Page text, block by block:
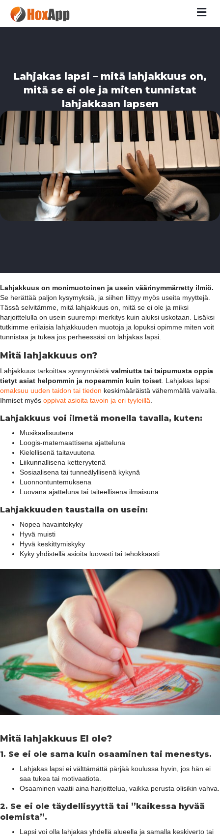
Lahjakas lapsi – mitä lahjakkuus on,
mitä se ei ole ja miten tunnistat
lahjakkaan lapsen
Lahjakkuus on monimuotoinen ja usein väärinymmärretty ilmiö.
Se herättää paljon kysymyksiä, ja siihen liittyy myös useita myyttejä.
Tässä selvitämme, mitä lahjakkuus on, mitä se ei ole ja miksi
harjoittelulla on usein suurempi merkitys kuin aluksi uskotaan. Lisäksi
tutkimme erilaisia lahjakkuuden muotoja ja lopuksi opimme miten voit
tunnistaa ja tukea jos perheessäsi on lahjakas lapsi.
Mitä lahjakkuus on?
Lahjakkuus tarkoittaa synnynnäistä valmiutta tai taipumusta oppia
tietyt asiat helpommin ja nopeammin kuin toiset . Lahjakas lapsi
omaksuu uuden taidon tai tiedon keskimääräistä vähemmällä vaivalla.
Ihmiset myös oppivat asioita tavoin ja eri tyyleillä
Lahjakkuus voi ilmetä monella tavalla, kuten:
Musikaalisuutena
Loogis-matemaattisena ajatteluna
Kielellisenä taitavuutena
Liikunnallisena ketteryytenä
Sosiaalisena tai tunneälyllisenä kykynä
Luonnontuntemuksena
Luovana ajatteluna tai taiteellisena ilmaisuna
Lahjakkuuden taustalla on usein:
Nopea havaintokyky
Hyvä muisti
Hyvä keskittymiskyky
Kyky yhdistellä asioita luovasti tai tehokkaasti
Mitä lahjakkuus EI ole?
1. Se ei ole sama kuin osaaminen tai menestys.
Lahjakas lapsi ei välttämättä pärjää koulussa hyvin, jos hän ei
saa tukea tai motivaatiota.
Osaaminen vaatii aina harjoittelua, vaikka perusta olisikin vahva.
2. Se ei ole täydellisyyttä tai ”kaikessa hyvää
olemista”.
Lapsi voi olla lahjakas yhdellä alueella ja samalla keskiverto tai